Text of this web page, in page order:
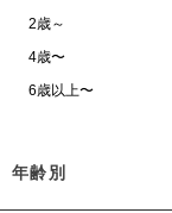
2歳～
4歳〜
6歳以上〜
年齢別